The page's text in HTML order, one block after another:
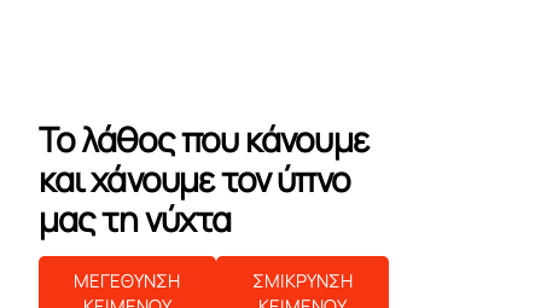
Το λάθος που κάνουμε
και χάνουμε τον ύπνο
μας τη νύχτα
ΜΕΓΕΘΥΝΣΗ
ΣΜΙΚΡΥΝΣΗ